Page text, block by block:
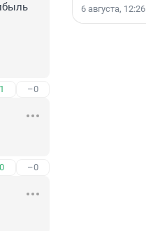
–0
–0
6 августа, 12:26